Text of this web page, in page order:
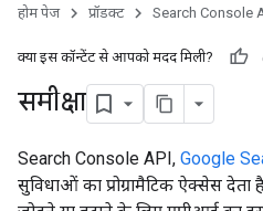
होम पेज प्रॉडक्ट Search Console
क्या इस कॉन्टेंट से आपको मदद मिली?
समीक्षा
Search Console API, Google
सुविधाओं का प्रोग्रामैटिक ऐक्सेस देता